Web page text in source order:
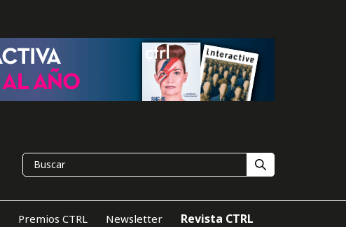
Premios CTRL Newsletter Revista CTRL